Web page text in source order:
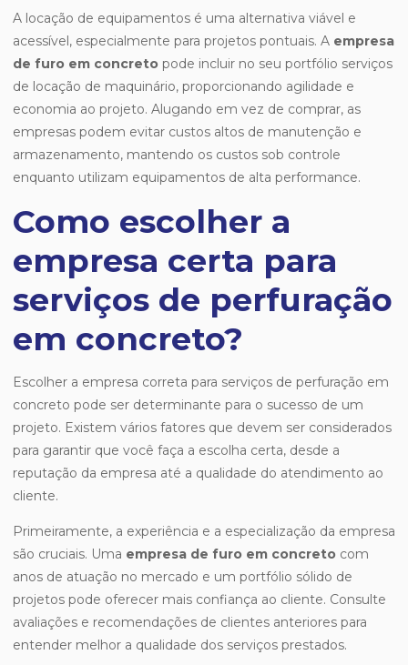
A locação de equipamentos é uma alternativa viável e
acessível, especialmente para projetos pontuais. A empresa
de furo em concreto pode incluir no seu portfólio serviços
de locação de maquinário, proporcionando agilidade e
economia ao projeto. Alugando em vez de comprar, as
empresas podem evitar custos altos de manutenção e
armazenamento, mantendo os custos sob controle
enquanto utilizam equipamentos de alta performance.
Como escolher a
empresa certa para
serviços de perfuração
em concreto?
Escolher a empresa correta para serviços de perfuração em
concreto pode ser determinante para o sucesso de um
projeto. Existem vários fatores que devem ser considerados
para garantir que você faça a escolha certa, desde a
reputação da empresa até a qualidade do atendimento ao
cliente.
Primeiramente, a experiência e a especialização da empresa
são cruciais. Uma empresa de furo em concreto com
anos de atuação no mercado e um portfólio sólido de
projetos pode oferecer mais confiança ao cliente. Consulte
avaliações e recomendações de clientes anteriores para
entender melhor a qualidade dos serviços prestados.